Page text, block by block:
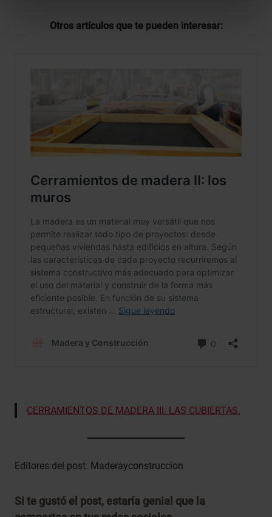
Otros artículos que te pueden interesar:
CERRAMIENTOS DE MADERA III. LAS CUBIERTAS.
Editores del post: Maderayconstruccion
Si te gustó el post, estaría genial que la